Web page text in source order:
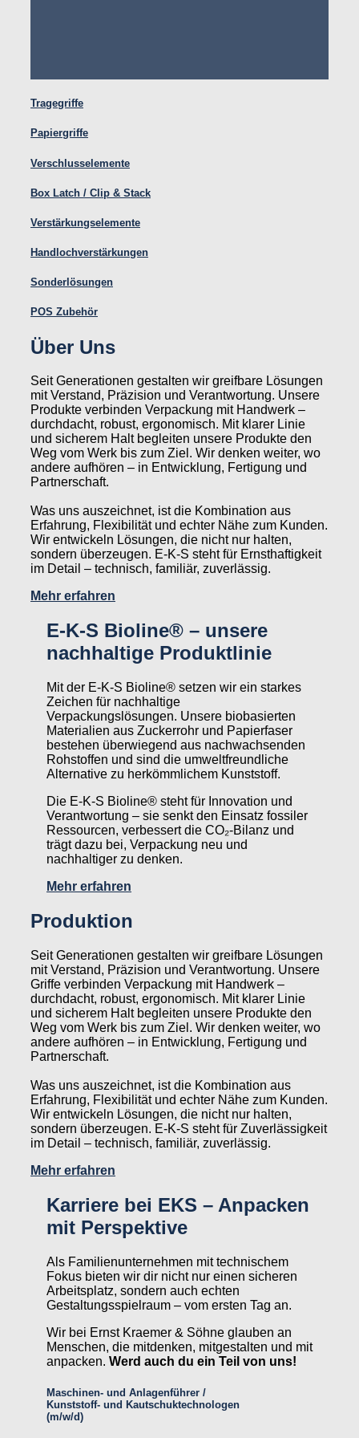
Tragegriffe
Papiergriffe
Verschlusselemente
Box Latch / Clip & Stack
Verstärkungselemente
Handlochverstärkungen
Sonderlösungen
POS Zubehör
Über Uns
Seit Generationen gestalten wir greifbare Lösungen
mit Verstand, Präzision und Verantwortung. Unsere
Produkte verbinden Verpackung mit Handwerk –
durchdacht, robust, ergonomisch. Mit klarer Linie
und sicherem Halt begleiten unsere Produkte den
Weg vom Werk bis zum Ziel. Wir denken weiter, wo
andere aufhören – in Entwicklung, Fertigung und
Partnerschaft.
Was uns auszeichnet, ist die Kombination aus
Erfahrung, Flexibilität und echter Nähe zum Kunden.
Wir entwickeln Lösungen, die nicht nur halten,
sondern überzeugen. E-K-S steht für Ernsthaftigkeit
im Detail – technisch, familiär, zuverlässig.
Mehr erfahren
E-K-S Bioline® – unsere
nach­haltige Produkt­linie
Mit der E-K-S Bioline® setzen wir ein starkes
Zeichen für nachhaltige
Verpackungslösungen. Unsere biobasierten
Materialien aus Zuckerrohr und Papierfaser
bestehen überwiegend aus nachwachsenden
Rohstoffen und sind die umweltfreundliche
Alternative zu herkömmlichem Kunststoff.
Die E-K-S Bioline® steht für Innovation und
Verantwortung – sie senkt den Einsatz fossiler
Ressourcen, verbessert die CO₂-Bilanz und
trägt dazu bei, Verpackung neu und
nachhaltiger zu denken.
Mehr erfahren
Produktion
Seit Generationen gestalten wir greifbare Lösungen
mit Verstand, Präzision und Verantwortung. Unsere
Griffe verbinden Verpackung mit Handwerk –
durchdacht, robust, ergonomisch. Mit klarer Linie
und sicherem Halt begleiten unsere Produkte den
Weg vom Werk bis zum Ziel. Wir denken weiter, wo
andere aufhören – in Entwicklung, Fertigung und
Partnerschaft.
Was uns auszeichnet, ist die Kombination aus
Erfahrung, Flexibilität und echter Nähe zum Kunden.
Wir entwickeln Lösungen, die nicht nur halten,
sondern überzeugen. E-K-S steht für Zuverlässigkeit
im Detail – technisch, familiär, zuverlässig.
Mehr erfahren
Karriere bei EKS – Anpacken
mit Perspektive
Als Familienunternehmen mit technischem
Fokus bieten wir dir nicht nur einen sicheren
Arbeitsplatz, sondern auch echten
Gestaltungsspielraum – vom ersten Tag an.
Wir bei Ernst Kraemer & Söhne glauben an
Menschen, die mitdenken, mitgestalten und mit
anpacken. Werd auch du ein Teil von uns!
Maschinen- und Anlagenführer /
Kunststoff- und Kautschuktechnologen
(m/w/d)